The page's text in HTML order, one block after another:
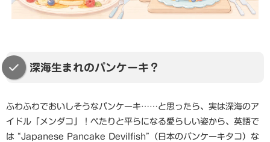
深海生まれのパンケーキ？
ふわふわでおいしそうなパンケーキ……と思ったら、実は深海のア
イドル「メンダコ」！ぺたりと平らになる愛らしい姿から、英語で
は “Japanese Pancake Devilfish”（日本のパンケーキタコ）な